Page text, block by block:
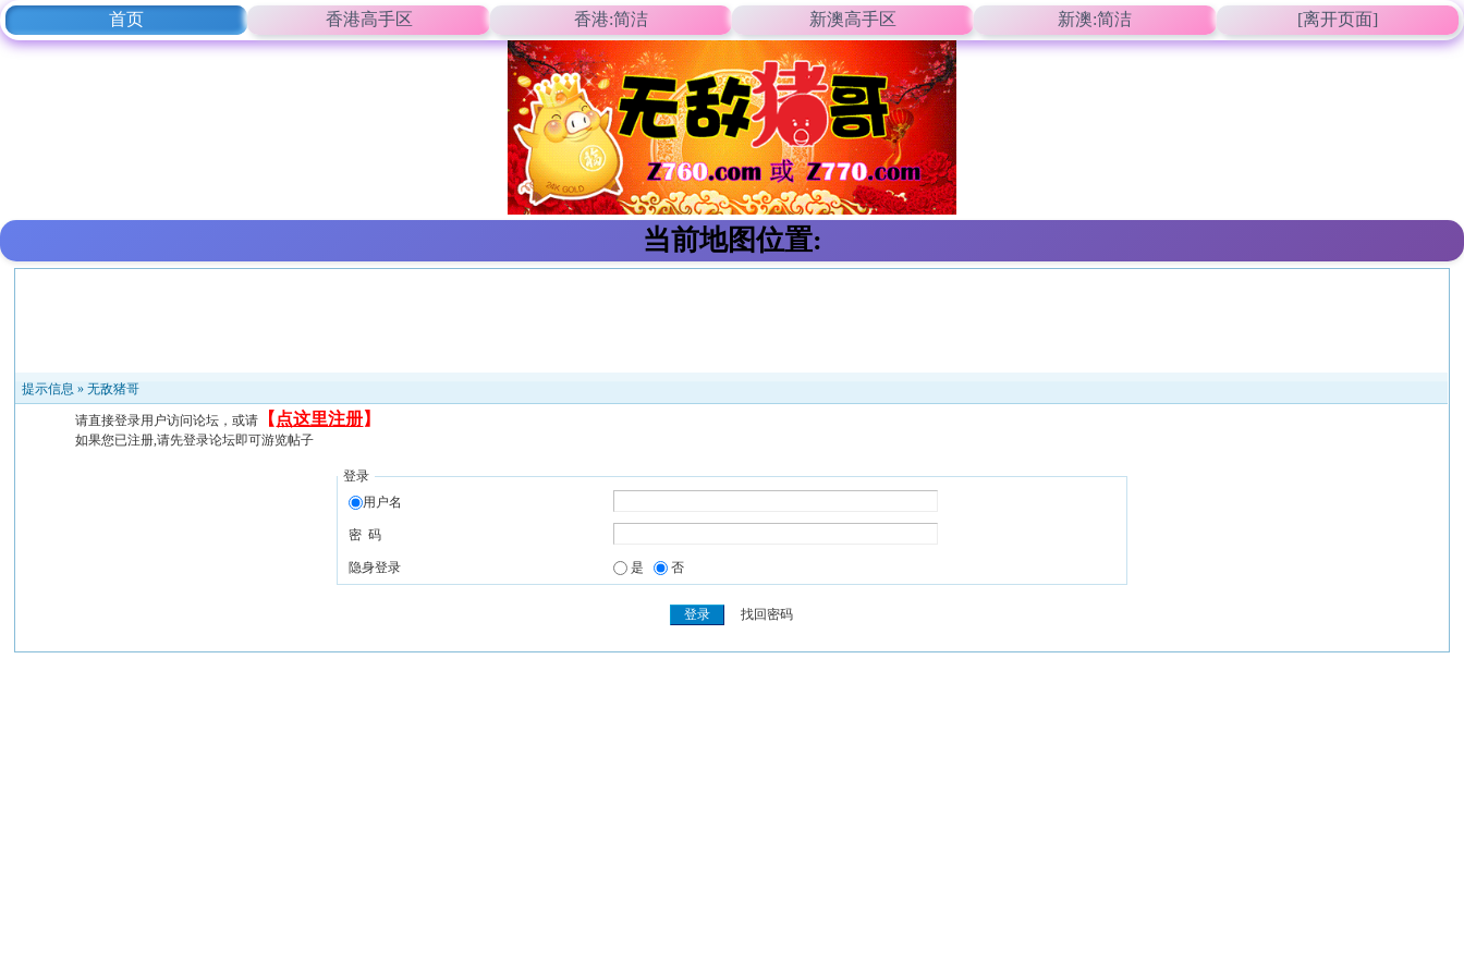
首页 香港高手区 香港:简洁 新澳高手区 新澳:简洁 [离开页面]
当前地图位置:
提示信息 »无敌猪哥
请直接登录用户访问论坛，或请 【 点这里注册】
如果您已注册,请先登录论坛即可游览帖子
登录
用户名
密 码
隐身登录 是 否
找回密码